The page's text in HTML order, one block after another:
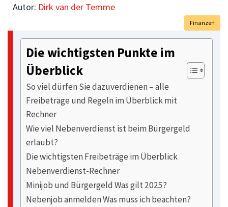
Autor: Dirk van der Temme
Finanzen
Die wichtigsten Punkte im
Überblick
So viel dürfen Sie dazuverdienen – alle
Freibeträge und Regeln im Überblick mit
Rechner
Wie viel Nebenverdienst ist beim Bürgergeld
erlaubt?
Die wichtigsten Freibeträge im Überblick
Nebenverdienst-Rechner
Minijob und Bürgergeld Was gilt 2025?
Nebenjob anmelden Was muss ich beachten?